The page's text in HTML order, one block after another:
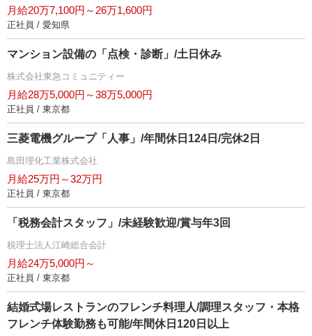
月給20万7,100円～26万1,600円
正社員 / 愛知県
マンション設備の「点検・診断」/土日休み
株式会社東急コミュニティー
月給28万5,000円～38万5,000円
正社員 / 東京都
三菱電機グループ「人事」/年間休日124日/完休2日
島田理化工業株式会社
月給25万円～32万円
正社員 / 東京都
「税務会計スタッフ」/未経験歓迎/賞与年3回
税理士法人江崎総合会計
月給24万5,000円～
正社員 / 東京都
結婚式場レストランのフレンチ料理人/調理スタッフ・本格
フレンチ体験勤務も可能/年間休日120日以上